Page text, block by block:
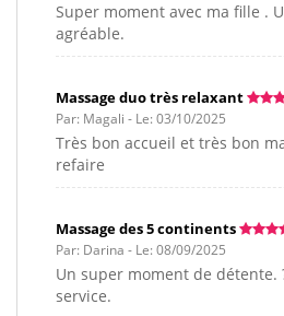
Super moment avec ma fille .
agréable.
Massage duo très relaxant
Par: Magali - Le: 03/10/2025
Très bon accueil et très bon
refaire
Massage des 5 continents
Par: Darina - Le: 08/09/2025
Un super moment de détente.
service.